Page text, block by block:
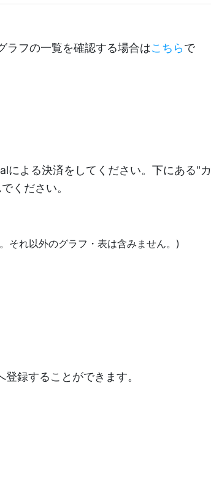
ラフの一覧を確認する場合はこちらで
による決済をしてください。下にある"カ
ください。
それ以外のグラフ・表は含みません。)
録することができます。